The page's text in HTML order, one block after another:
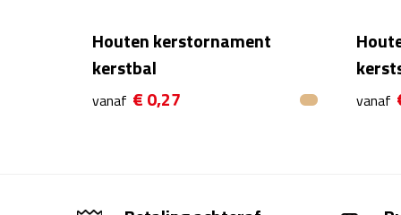
Houten kerstornament
kerstbal
vanaf € 0,27 vanaf